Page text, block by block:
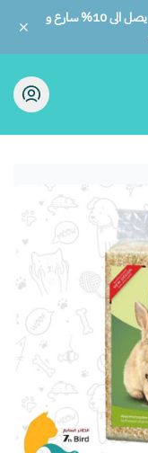
ويا متجر الطائر السابع توفير أكبر مع كاش باك يصل الى 10% سارع و